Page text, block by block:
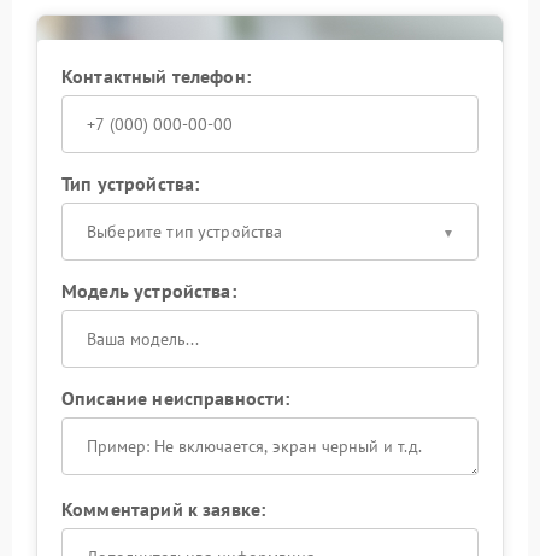
Контактный телефон:
Тип устройства:
Выберите тип устройства
Модель устройства:
Описание неисправности:
Комментарий к заявке: